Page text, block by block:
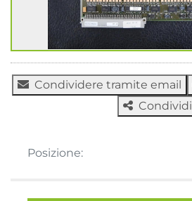
Condividere tramite email
Condividi
Posizione: